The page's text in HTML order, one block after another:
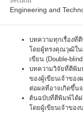
Engineering and
บทความทุกเรื่องที่
โดยผู้ทรงคุณวุฒิใน
เขียน (Double-
บทความวิจัยที่ตีพิม
ของผู้เขียนเจ้าของ
ต่อผลที่อาจเกิดขึ้น
ต้นฉบับที่ตีพิมพ์ได้ผ่
โดยผู้เขียนเจ้าขอ